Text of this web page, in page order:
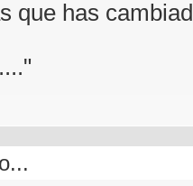
que has